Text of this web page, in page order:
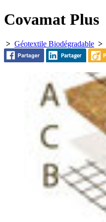
Covamat Plus
> Géotextile Biodégradable >